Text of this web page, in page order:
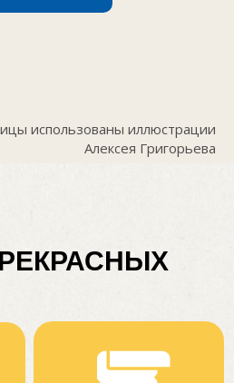
использованы иллюстрации
Алексея Григорьева